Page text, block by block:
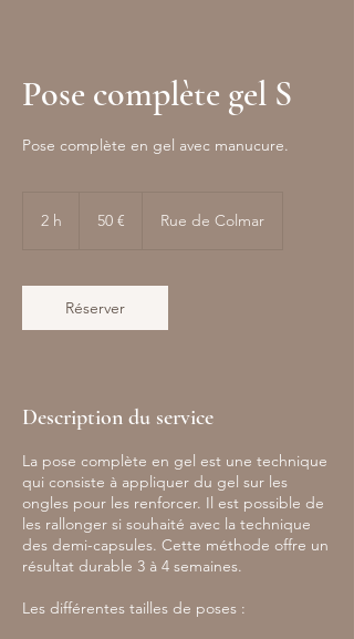
Pose complète gel S
Pose complète en gel avec manucure.
2 h 50 € Rue de Colmar
Réserver
Description du service
La pose complète en gel est une technique
qui consiste à appliquer du gel sur les
ongles pour les renforcer. Il est possible de
les rallonger si souhaité avec la technique
des demi-capsules. Cette méthode offre un
résultat durable 3 à 4 semaines.
Les différentes tailles de poses :